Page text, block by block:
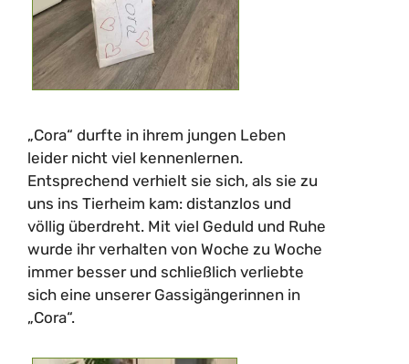
„Cora“ durfte in ihrem jungen Leben
leider nicht viel kennenlernen.
Entsprechend verhielt sie sich, als sie zu
uns ins Tierheim kam: distanzlos und
völlig überdreht. Mit viel Geduld und Ruhe
wurde ihr verhalten von Woche zu Woche
immer besser und schließlich verliebte
sich eine unserer Gassigängerinnen in
„Cora“.